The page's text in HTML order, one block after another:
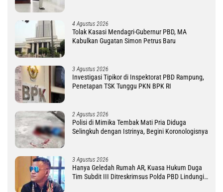
4 Agustus 2026
Tolak Kasasi Mendagri-Gubernur PBD, MA
Kabulkan Gugatan Simon Petrus Baru
3 Agustus 2026
Investigasi Tipikor di Inspektorat PBD Rampung,
Penetapan TSK Tunggu PKN BPK RI
2 Agustus 2026
Polisi di Mimika Tembak Mati Pria Diduga
Selingkuh dengan Istrinya, Begini Koronologisnya
3 Agustus 2026
Hanya Geledah Rumah AR, Kuasa Hukum Duga
Tim Subdit III Ditreskrimsus Polda PBD Lindungi